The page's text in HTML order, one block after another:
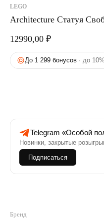
Architecture Статуя
LEGO
12990,00 ₽
До 1 299 бонусов · до 10%
Telegram «Особой
Новинки, закрытые
Подписаться
Бренд